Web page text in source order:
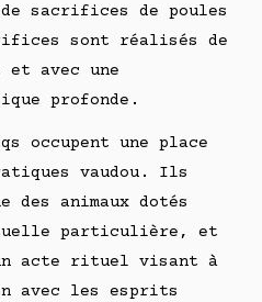
sacrifices de poules
sont réalisés de
et avec une
profonde.
occupent une place
vaudou. Ils
des animaux dotés
particulière, et
acte rituel visant à
avec les esprits